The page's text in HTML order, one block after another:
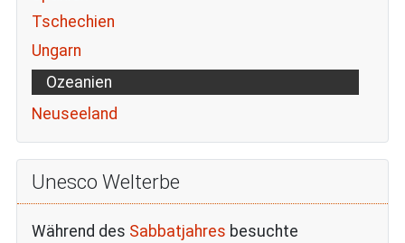
Tschechien
Ungarn
Ozeanien
Neuseeland
Unesco Welterbe
Während des Sabbatjahres besuchte